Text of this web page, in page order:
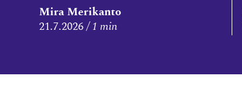
Mira Merikanto
21.7.2026 1 min